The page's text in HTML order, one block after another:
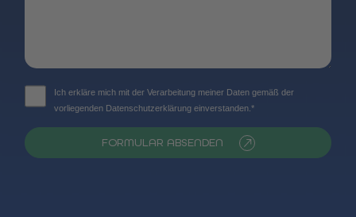
Ich erkläre mich mit der Verarbeitung meiner Daten gemäß der
vorliegenden Datenschutzerklärung einverstanden.*
FORMULAR ABSENDEN